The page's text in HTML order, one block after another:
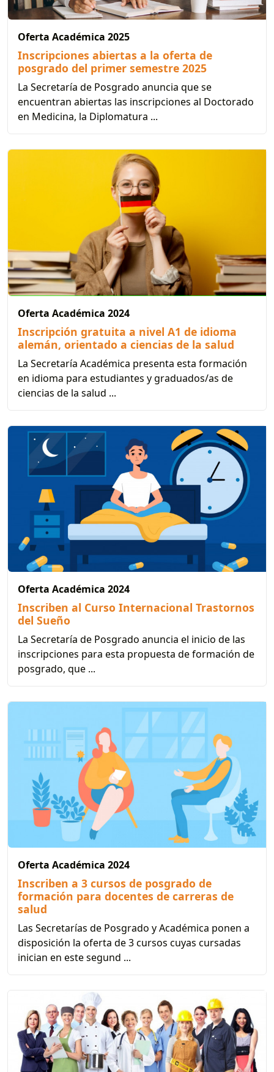
Oferta Académica 2025
Inscripciones abiertas a la oferta de
posgrado del primer semestre 2025
La Secretaría de Posgrado anuncia que se
encuentran abiertas las inscripciones al Doctorado
en Medicina, la Diplomatura ...
Oferta Académica 2024
Inscripción gratuita a nivel A1 de idioma
alemán, orientado a ciencias de la salud
La Secretaría Académica presenta esta formación
en idioma para estudiantes y graduados/as de
ciencias de la salud ...
Oferta Académica 2024
Inscriben al Curso Internacional Trastornos
del Sueño
La Secretaría de Posgrado anuncia el inicio de las
inscripciones para esta propuesta de formación de
posgrado, que ...
Oferta Académica 2024
Inscriben a 3 cursos de posgrado de
formación para docentes de carreras de
salud
Las Secretarías de Posgrado y Académica ponen a
disposición la oferta de 3 cursos cuyas cursadas
inician en este segund ...